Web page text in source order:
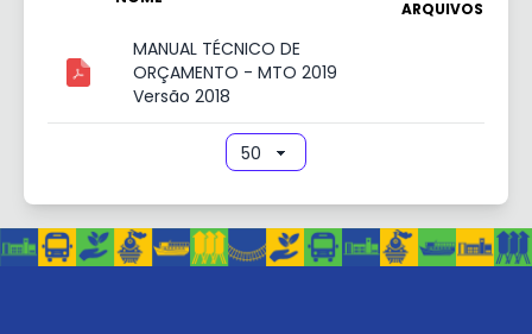
ARQUIVOS
MANUAL TÉCNICO DE
ORÇAMENTO - MTO 2019
Versão 2018